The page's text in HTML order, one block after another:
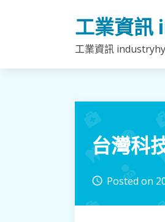
工業資
工業資訊 industryhy
台灣科
access_time Posted on